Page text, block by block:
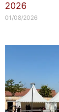
2026
01/08/2026